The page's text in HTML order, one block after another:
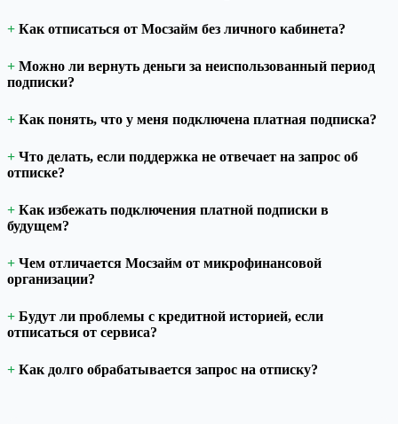
Как отписаться от Мосзайм без личного кабинета?
Можно ли вернуть деньги за неиспользованный период
подписки?
Как понять, что у меня подключена платная подписка?
Что делать, если поддержка не отвечает на запрос об
отписке?
Как избежать подключения платной подписки в
будущем?
Чем отличается Мосзайм от микрофинансовой
организации?
Будут ли проблемы с кредитной историей, если
отписаться от сервиса?
Как долго обрабатывается запрос на отписку?